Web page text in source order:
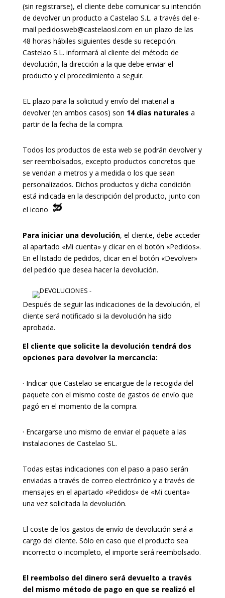
(sin registrarse), el cliente debe comunicar su intención
de devolver un producto a Castelao S.L. a través del e-
mail pedidosweb@castelaosl.com en un plazo de las
48 horas hábiles siguientes desde su recepción.
Castelao S.L. informará al cliente del método de
devolución, la dirección a la que debe enviar el
producto y el procedimiento a seguir.
EL plazo para la solicitud y envío del material a
devolver (en ambos casos) son 14 días naturales a
partir de la fecha de la compra.
Todos los productos de esta web se podrán devolver y
ser reembolsados, excepto productos concretos que
se vendan a metros y a medida o los que sean
personalizados. Dichos productos y dicha condición
está indicada en la descripción del producto, junto con
el icono
Para iniciar una devolución, el cliente, debe acceder
al apartado «Mi cuenta» y clicar en el botón «Pedidos».
En el listado de pedidos, clicar en el botón «Devolver»
del pedido que desea hacer la devolución.
Después de seguir las indicaciones de la devolución, el
cliente será notificado si la devolución ha sido
aprobada.
El cliente que solicite la devolución tendrá dos
opciones para devolver la mercancía:
· Indicar que Castelao se encargue de la recogida del
paquete con el mismo coste de gastos de envío que
pagó en el momento de la compra.
· Encargarse uno mismo de enviar el paquete a las
instalaciones de Castelao SL.
Todas estas indicaciones con el paso a paso serán
enviadas a través de correo electrónico y a través de
mensajes en el apartado «Pedidos» de «Mi cuenta»
una vez solicitada la devolución.
El coste de los gastos de envío de devolución será a
cargo del cliente. Sólo en caso que el producto sea
incorrecto o incompleto, el importe será reembolsado.
El reembolso del dinero será devuelto a través
del mismo método de pago en que se realizó el